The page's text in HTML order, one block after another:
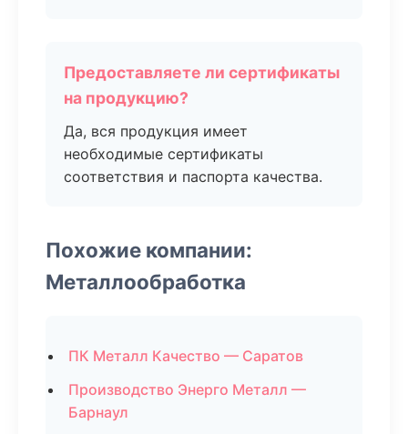
Предоставляете ли сертификаты
на продукцию?
Да, вся продукция имеет
необходимые сертификаты
соответствия и паспорта качества.
Похожие компании:
Металлообработка
ПК Металл Качество — Саратов
Производство Энерго Металл —
Барнаул